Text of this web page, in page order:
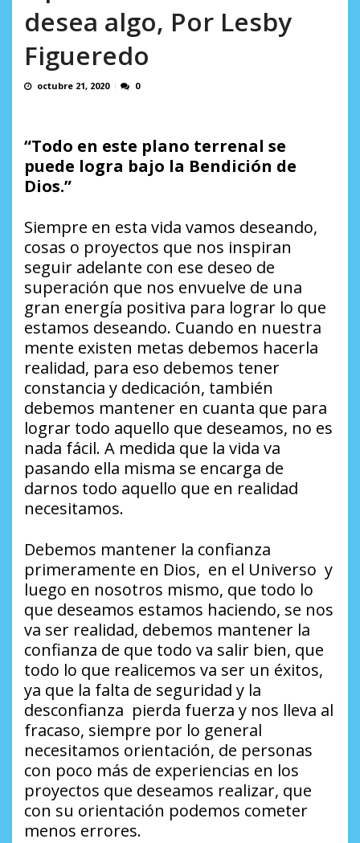
desea algo, Por Lesby
Figueredo
octubre 21, 2020 0
“Todo en este plano terrenal se
puede logra bajo la Bendición de
Dios.”
Siempre en esta vida vamos deseando,
cosas o proyectos que nos inspiran
seguir adelante con ese deseo de
superación que nos envuelve de una
gran energía positiva para lograr lo que
estamos deseando. Cuando en nuestra
mente existen metas debemos hacerla
realidad, para eso debemos tener
constancia y dedicación, también
debemos mantener en cuanta que para
lograr todo aquello que deseamos, no es
nada fácil. A medida que la vida va
pasando ella misma se encarga de
darnos todo aquello que en realidad
necesitamos.
Debemos mantener la confianza
primeramente en Dios, en el Universo y
luego en nosotros mismo, que todo lo
que deseamos estamos haciendo, se nos
va ser realidad, debemos mantener la
confianza de que todo va salir bien, que
todo lo que realicemos va ser un éxitos,
ya que la falta de seguridad y la
desconfianza pierda fuerza y nos lleva al
fracaso, siempre por lo general
necesitamos orientación, de personas
con poco más de experiencias en los
proyectos que deseamos realizar, que
con su orientación podemos cometer
menos errores.